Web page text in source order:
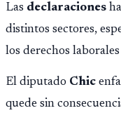
Las declaraciones
distintos sectores,
los derechos
El diputado Chic
quede sin